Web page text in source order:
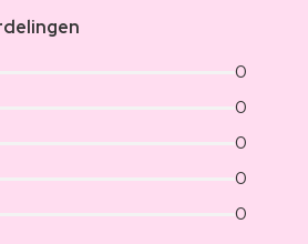
0
0
0
0
0